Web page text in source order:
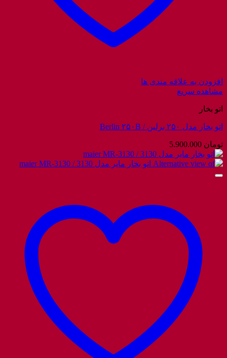
افزودن به علاقه مندی ها
مشاهده سریع
اتو بخار
اتو بخار مدل ۲۵۰ برلین / Berlin ۲۵۰B
تومان